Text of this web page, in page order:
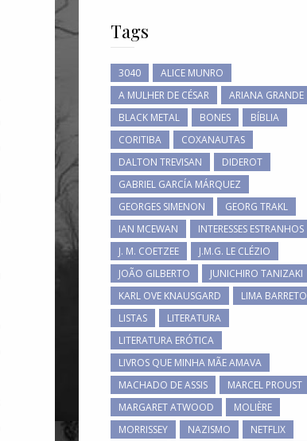
Tags
3040
ALICE MUNRO
A MULHER DE CÉSAR
ARIANA GRANDE
BLACK METAL
BONES
BÍBLIA
CORITIBA
COXANAUTAS
DALTON TREVISAN
DIDEROT
GABRIEL GARCÍA MÁRQUEZ
GEORGES SIMENON
GEORG TRAKL
IAN MCEWAN
INTERESSES ESTRANHOS
J. M. COETZEE
J.M.G. LE CLÉZIO
JOÃO GILBERTO
JUNICHIRO TANIZAKI
KARL OVE KNAUSGARD
LIMA BARRETO
LISTAS
LITERATURA
LITERATURA ERÓTICA
LIVROS QUE MINHA MÃE AMAVA
MACHADO DE ASSIS
MARCEL PROUST
MARGARET ATWOOD
MOLIÈRE
MORRISSEY
NAZISMO
NETFLIX